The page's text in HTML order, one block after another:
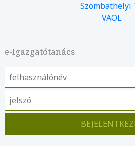
Szombathelyi
VAOL
e-Igazgatótanács